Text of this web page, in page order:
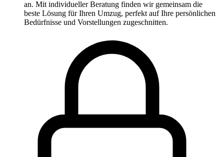
an. Mit individueller Beratung finden wir gemeinsam die
beste Lösung für Ihren Umzug, perfekt auf Ihre persönlichen
Bedürfnisse und Vorstellungen zugeschnitten.